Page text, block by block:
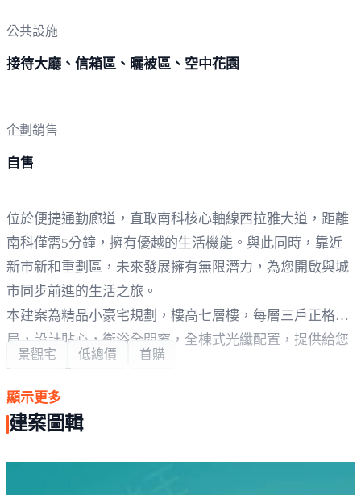
公共設施
接待大廳、信箱區、曬被區、空中花園
企劃銷售
自售
位於便捷通勤廊道，直取南科核心軸線西拉雅大道，距離
南科僅需5分鐘，擁有優越的生活機能。與此同時，靠近
新市新和重劃區，未來發展擁有無限潛力，為您開啟與城
市同步前進的生活之旅。
本建案為精品小豪宅規劃，樓高七層樓，每層三戶正格
局，設計貼心，衛浴全開窗，全棟式光纖配置，提供給您
最舒適的居住環境。
建材方面更是備有廚房：林內,喜特麗三機、以及衛浴：西
班牙ROCA、TOTO智慧型馬桶、乾拌水泥隔音層等，保證
您的居住品質。此外，影視對講機可擴充聯動手機APP裝
置、Smart key門禁感應裝置系統，更是為您提供安全、方
景觀宅 低總價 首購
顯示更多
建案圖輯